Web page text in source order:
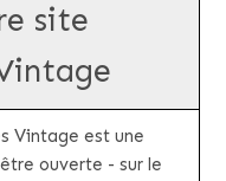
site
Vintage est une
ouverte - sur le